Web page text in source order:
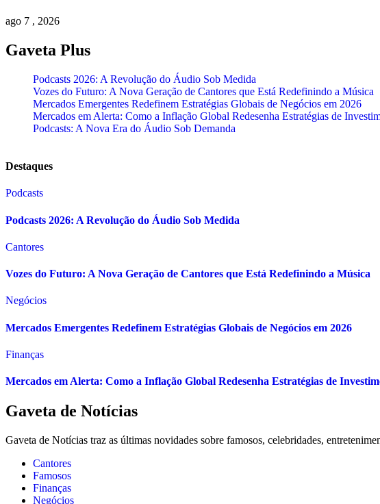
ago 7 , 2026
Gaveta Plus
Podcasts 2026: A Revolução do Áudio Sob Medida
Vozes do Futuro: A Nova Geração de Cantores que Está Redefinindo a Música
Mercados Emergentes Redefinem Estratégias Globais de Negócios em 2026
Mercados em Alerta: Como a Inflação Global Redesenha Estratégias de
Podcasts: A Nova Era do Áudio Sob Demanda
Destaques
Podcasts
Podcasts 2026: A Revolução do Áudio Sob Medida
Cantores
Vozes do Futuro: A Nova Geração de Cantores que Está Redefinindo a Música
Negócios
Mercados Emergentes Redefinem Estratégias Globais de Negócios em 2026
Finanças
Mercados em Alerta: Como a Inflação Global Redesenha Estratégias de
Gaveta de Notícias
Gaveta de Notícias traz as últimas novidades sobre famosos, celebridades,
Cantores
Famosos
Finanças
Negócios